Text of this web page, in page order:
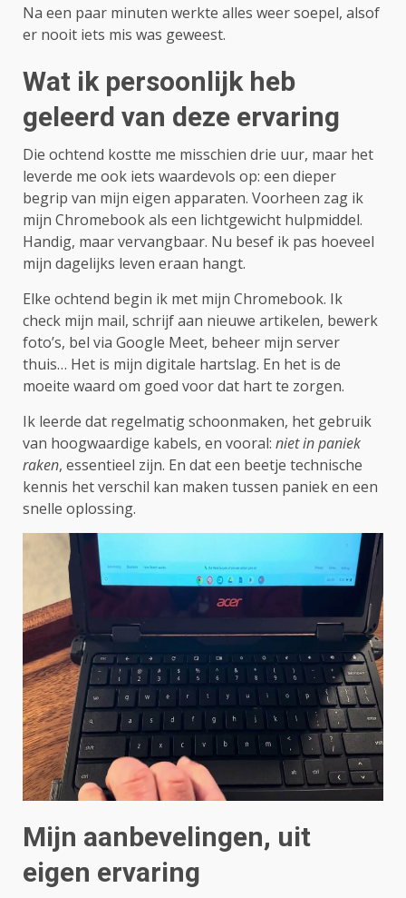
Na een paar minuten werkte alles weer soepel, alsof
er nooit iets mis was geweest.
Wat ik persoonlijk heb
geleerd van deze ervaring
Die ochtend kostte me misschien drie uur, maar het
leverde me ook iets waardevols op: een dieper
begrip van mijn eigen apparaten. Voorheen zag ik
mijn Chromebook als een lichtgewicht hulpmiddel.
Handig, maar vervangbaar. Nu besef ik pas hoeveel
mijn dagelijks leven eraan hangt.
Elke ochtend begin ik met mijn Chromebook. Ik
check mijn mail, schrijf aan nieuwe artikelen, bewerk
foto’s, bel via Google Meet, beheer mijn server
thuis… Het is mijn digitale hartslag. En het is de
moeite waard om goed voor dat hart te zorgen.
Ik leerde dat regelmatig schoonmaken, het gebruik
van hoogwaardige kabels, en vooral: niet in paniek
raken, essentieel zijn. En dat een beetje technische
kennis het verschil kan maken tussen paniek en een
snelle oplossing.
Mijn aanbevelingen, uit
eigen ervaring